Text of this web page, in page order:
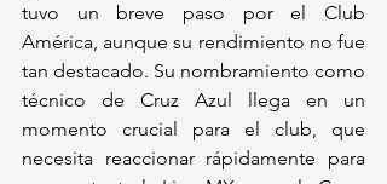
tuvo un breve paso por el Club
América, aunque su rendimiento no fue
tan destacado. Su nombramiento como
técnico de Cruz Azul llega en un
momento crucial para el club, que
necesita reaccionar rápidamente para